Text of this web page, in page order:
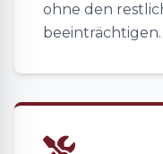
ohne den
beeinträchtigen.